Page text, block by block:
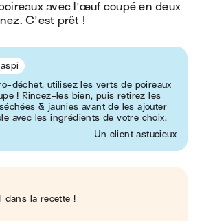
avec l'œuf coupé en deux
C'est prêt !
déchet, utilisez les verts de poireaux
! Rincez-les bien, puis retirez les
& jaunies avant de les ajouter
avec les ingrédients de votre choix.
Un client astucieux
dans la recette !